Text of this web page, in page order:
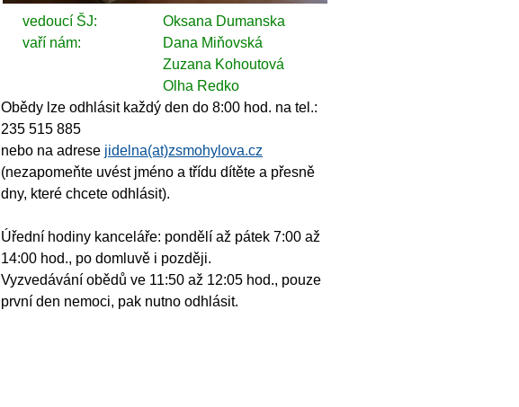
vedoucí ŠJ:
Oksana Dumanska
vaří nám:
Dana Miňovská
Zuzana Kohoutová
Olha Redko
Obědy lze odhlásitkaždý den do 8:00 hod. na tel.:
235 515 885
nebo na adrese jidelna(at)zsmohylova.cz
(nezapomeňte uvést jméno a třídu dítěte a přesně
dny, které chcete odhlásit).
Úřední hodiny kanceláře: pondělí až pátek 7:00 až
14:00 hod., po domluvě i později.
Vyzvedávání obědů ve 11:50 až 12:05 hod., pouze
první den nemoci, pak nutno odhlásit.